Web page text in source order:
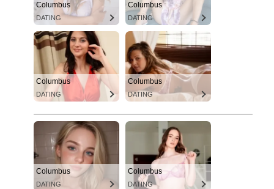
Columbus
DATING
Columbus
DATING
Columbus
DATING
Columbus
DATING
Columbus
DATING
Columbus
DATING